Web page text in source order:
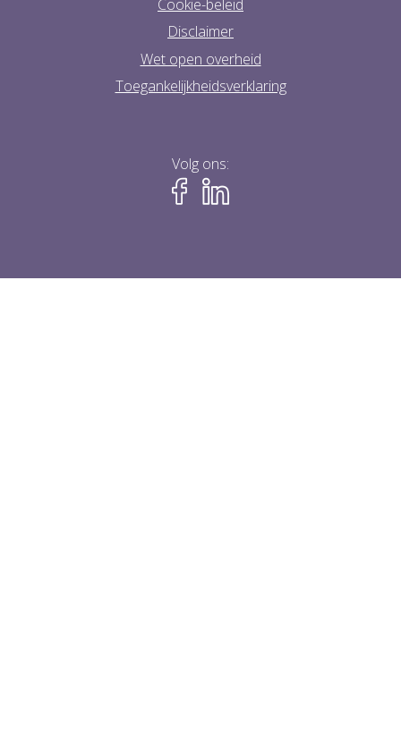
Cookie-beleid
Disclaimer
Wet open overheid
Toegankelijkheidsverklaring
Volg ons: